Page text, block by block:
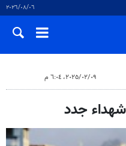
٠٦‏/٠٨‏/٢٠٢٦
٠٩‏/٠٢‏/٢٠٢٥، ٦:٠٤ م